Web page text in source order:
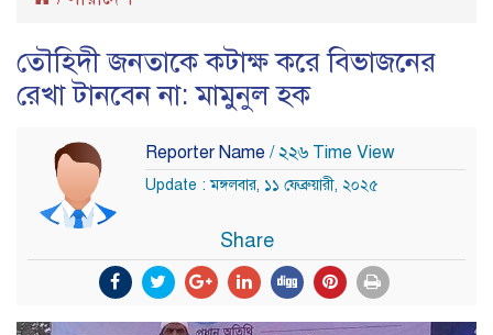
তৌহিদী জনতাকে কটাক্ষ করে বিভাজনের
রেখা টানবেন না: মামুনুল হক
Reporter Name / ২২৬ Time View
Update : মঙ্গলবার, ১১ ফেব্রুয়ারী, ২০২৫
Share